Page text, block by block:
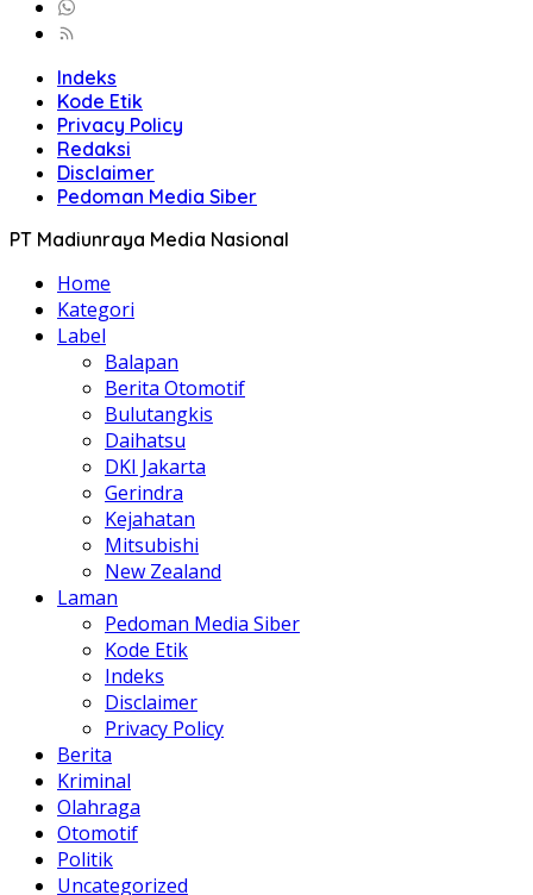
Indeks
Kode Etik
Privacy Policy
Redaksi
Disclaimer
Pedoman Media Siber
PT Madiunraya Media Nasional
Home
Kategori
Label
Balapan
Berita Otomotif
Bulutangkis
Daihatsu
DKI Jakarta
Gerindra
Kejahatan
Mitsubishi
New Zealand
Laman
Pedoman Media Siber
Kode Etik
Indeks
Disclaimer
Privacy Policy
Berita
Kriminal
Olahraga
Otomotif
Politik
Uncategorized